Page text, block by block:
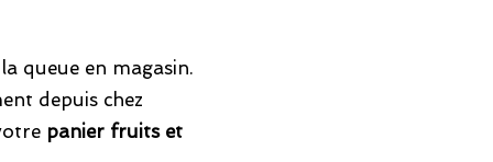
queue en magasin.
depuis chez
panier fruits et